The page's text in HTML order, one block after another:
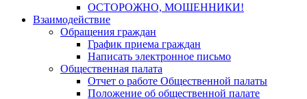
ОСТОРОЖНО, МОШЕННИКИ!
Взаимодействие
Обращения граждан
График приема граждан
Написать электронное письмо
Общественная палата
Отчет о работе Общественной палаты
Положение об общественной палате